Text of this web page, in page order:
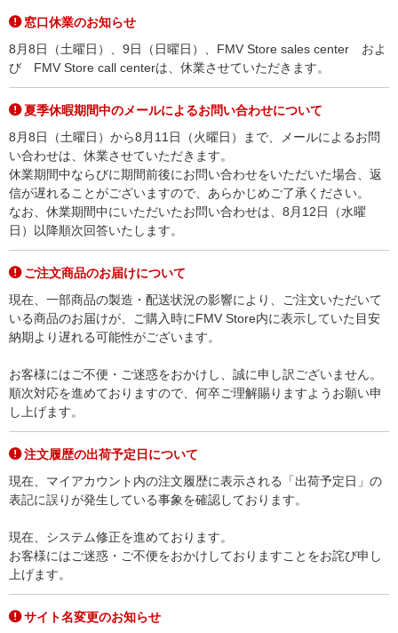
窓口休業のお知らせ
8月8日（土曜日）、9日（日曜日）、FMV Store sales center およ
び FMV Store call centerは、休業させていただきます。
夏季休暇期間中のメールによるお問い合わせについて
8月8日（土曜日）から8月11日（火曜日）まで、メールによるお問
い合わせは、休業させていただきます。
休業期間中ならびに期間前後にお問い合わせをいただいた場合、返
信が遅れることがございますので、あらかじめご了承ください。
なお、休業期間中にいただいたお問い合わせは、8月12日（水曜
日）以降順次回答いたします。
ご注文商品のお届けについて
現在、一部商品の製造・配送状況の影響により、ご注文いただいて
いる商品のお届けが、ご購入時にFMV Store内に表示していた目安
納期より遅れる可能性がございます。
お客様にはご不便・ご迷惑をおかけし、誠に申し訳ございません。
順次対応を進めておりますので、何卒ご理解賜りますようお願い申
し上げます。
注文履歴の出荷予定日について
現在、マイアカウント内の注文履歴に表示される「出荷予定日」の
表記に誤りが発生している事象を確認しております。
現在、システム修正を進めております。
お客様にはご迷惑・ご不便をおかけしておりますことをお詫び申し
上げます。
サイト名変更のお知らせ